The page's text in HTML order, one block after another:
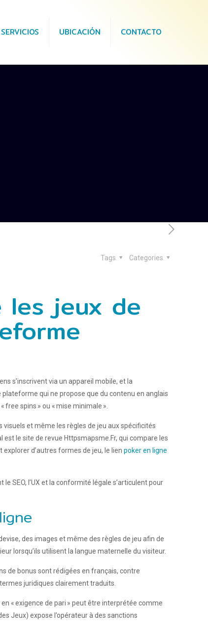
SERVICIOS UBICACIÓN CONTACTO
Categories
Tags
les jeux de
s’inscrivent via un appareil mobile, et la
plateforme qui ne propose que du contenu en anglais
spins » ou « mise minimale ».
et même les règles de jeu aux spécificités
le site de revue Httpsmapsme.Fr, qui compare les
d’autres formes de jeu, le lienpoker en ligne
SEO, l’UX et la conformité légale s’articulent pour
des images et même des règles de jeu afin de
lorsqu’ils utilisent la langue maternelle du visiteur.
de bonus sont rédigées en français, contre
juridiques clairement traduits.
« exigence de pari » peut être interprétée comme
Jeux) expose l’opérateur à des sanctions